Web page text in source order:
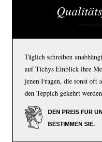
Täglich schreiben
auf Tichys Einblick ihre
jenen Fragen, die sonst oft
den Teppich gekehrt
DEN PREIS FÜR
BESTIMMEN SIE.